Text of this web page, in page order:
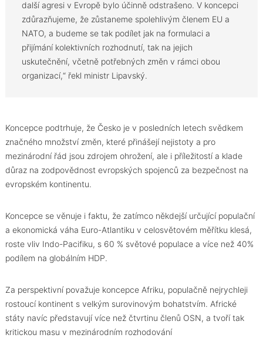
další agresi v Evropě bylo účinně odstrašeno. V koncepci
zdůrazňujeme, že zůstaneme spolehlivým členem EU a
NATO, a budeme se tak podílet jak na formulaci a
přijímání kolektivních rozhodnutí, tak na jejich
uskutečnění, včetně potřebných změn v rámci obou
organizací,“ řekl ministr Lipavský.
Koncepce podtrhuje, že Česko je v posledních letech svědkem
značného množství změn, které přinášejí nejistoty a pro
mezinárodní řád jsou zdrojem ohrožení, ale i příležitostí a klade
důraz na zodpovědnost evropských spojenců za bezpečnost na
evropském kontinentu.
Koncepce se věnuje i faktu, že zatímco někdejší určující populační
a ekonomická váha Euro-Atlantiku v celosvětovém měřítku klesá,
roste vliv Indo-Pacifiku, s 60 % světové populace a více než 40%
podílem na globálním HDP.
Za perspektivní považuje koncepce Afriku, populačně nejrychleji
rostoucí kontinent s velkým surovinovým bohatstvím. Africké
státy navíc představují více než čtvrtinu členů OSN, a tvoří tak
kritickou masu v mezinárodním rozhodování